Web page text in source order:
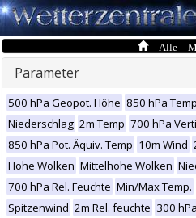
Alle
Parameter
500 hPa Geopot. Höhe 850 hPa
Niederschlag 2m Temp 700 hPa
850 hPa Pot. Äquiv. Temp 10m Wind
Hohe Wolken Mittelhohe Wolken
700 hPa Rel. Feuchte Min/Max Temp.
Spitzenwind 2m Rel. feuchte 300